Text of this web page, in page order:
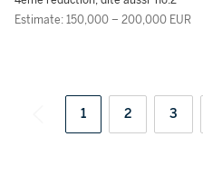
Estimate: 150,000 – 200,000 EUR
1 2 3